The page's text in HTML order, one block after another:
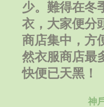
少。難得在冬
衣，大家便分
商店集中，方
然衣服商店最
快便已天黑！
神